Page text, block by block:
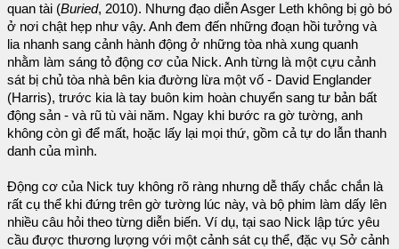
quan tài (Buried, 2010). Nhưng đạo diễn Asger Leth không bị gò bó
ở nơi chật hẹp như vậy. Anh đem đến những đoạn hồi tưởng và
lia nhanh sang cảnh hành động ở những tòa nhà xung quanh
nhằm làm sáng tỏ động cơ của Nick. Anh từng là một cựu cảnh
sát bị chủ tòa nhà bên kia đường lừa một vố - David Englander
(Harris), trước kia là tay buôn kim hoàn chuyển sang tư bản bất
động sản - và rũ tù vài năm. Ngay khi bước ra gờ tường, anh
không còn gì để mất, hoặc lấy lại mọi thứ, gồm cả tự do lẫn thanh
danh của mình.
Động cơ của Nick tuy không rõ ràng nhưng dễ thấy chắc chắn là
rất cụ thể khi đứng trên gờ tường lúc này, và bộ phim làm dấy lên
nhiều câu hỏi theo từng diễn biến. Ví dụ, tại sao Nick lập tức yêu
cầu được thương lượng với một cảnh sát cụ thể, đặc vụ Sở cảnh